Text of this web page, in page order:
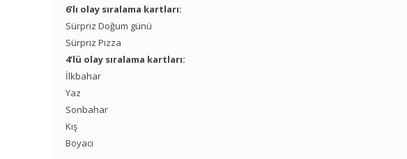
6’lı olay sıralama kartları:
Sürpriz Doğum günü
Sürpriz Pizza
4’lü olay sıralama kartları:
İlkbahar
Yaz
Sonbahar
Kış
Boyacı